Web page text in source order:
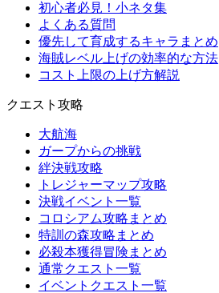
初心者必見！小ネタ集
よくある質問
優先して育成するキャラまとめ
海賊レベル上げの効率的な方法
コスト上限の上げ方解説
クエスト攻略
大航海
ガープからの挑戦
絆決戦攻略
トレジャーマップ攻略
決戦イベント一覧
コロシアム攻略まとめ
特訓の森攻略まとめ
必殺本獲得冒険まとめ
通常クエスト一覧
イベントクエスト一覧